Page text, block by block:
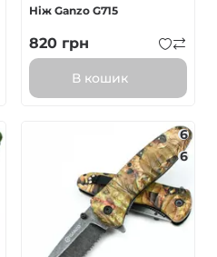
Ніж Ganzo G715
820 грн
В кошик
6
6